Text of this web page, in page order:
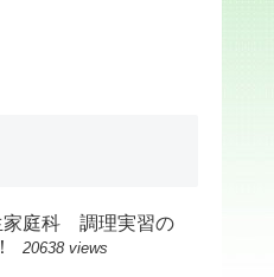
家庭科 調理実習の
20638 views